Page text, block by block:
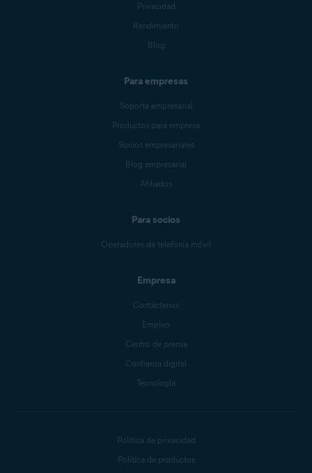
Privacidad
Rendimiento
Blog
Para empresas
Soporte empresarial
Productos para empresa
Socios empresariales
Blog empresarial
Afiliados
Para socios
Operadores de telefonía móvil
Empresa
Contáctenos
Empleo
Centro de prensa
Confianza digital
Tecnología
Política de privacidad
Política de productos